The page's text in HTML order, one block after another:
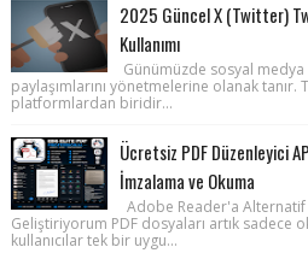
2025 Güncel X (Twitter)
Kullanımı
Günümüzde sosyal medya
paylaşımlarını yönetmelerine olanak tanır.
platformlardan biridir...
Ücretsiz PDF Düzenleyici
İmzalama ve Okuma
Adobe Reader'a Alternatif
Geliştiriyorum PDF dosyaları artık sadece
kullanıcılar tek bir uygu...